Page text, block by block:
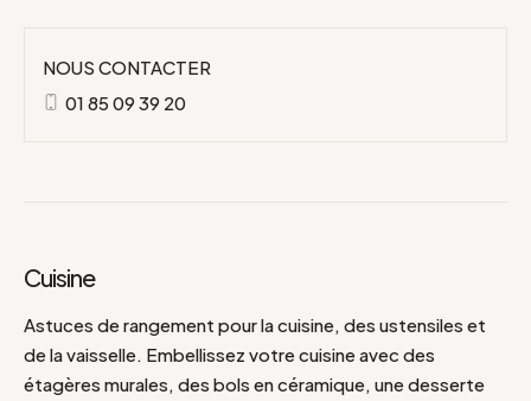
NOUS CONTACTER
01 85 09 39 20
Cuisine
Astuces de rangement pour la cuisine, des ustensiles et
de la vaisselle. Embellissez votre cuisine avec des
étagères murales, des bols en céramique, une desserte